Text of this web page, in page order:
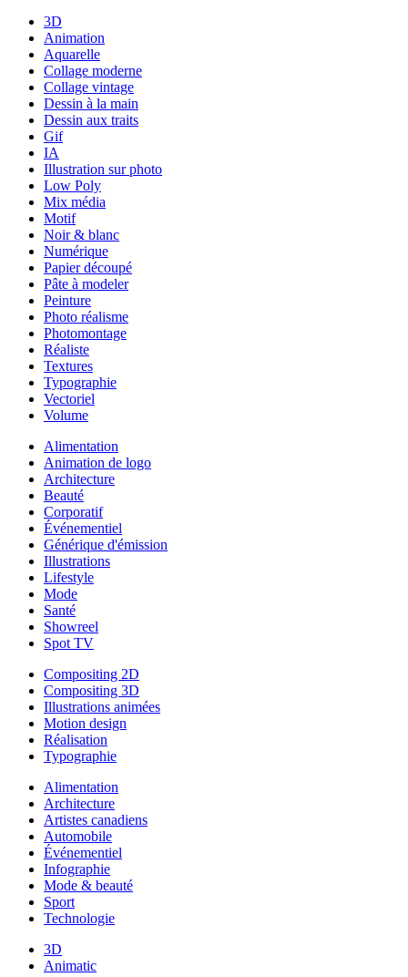
3D
Animation
Aquarelle
Collage moderne
Collage vintage
Dessin à la main
Dessin aux traits
Gif
IA
Illustration sur photo
Low Poly
Mix média
Motif
Noir & blanc
Numérique
Papier découpé
Pâte à modeler
Peinture
Photo réalisme
Photomontage
Réaliste
Textures
Typographie
Vectoriel
Volume
Alimentation
Animation de logo
Architecture
Beauté
Corporatif
Événementiel
Générique d'émission
Illustrations
Lifestyle
Mode
Santé
Showreel
Spot TV
Compositing 2D
Compositing 3D
Illustrations animées
Motion design
Réalisation
Typographie
Alimentation
Architecture
Artistes canadiens
Automobile
Événementiel
Infographie
Mode & beauté
Sport
Technologie
3D
Animatic